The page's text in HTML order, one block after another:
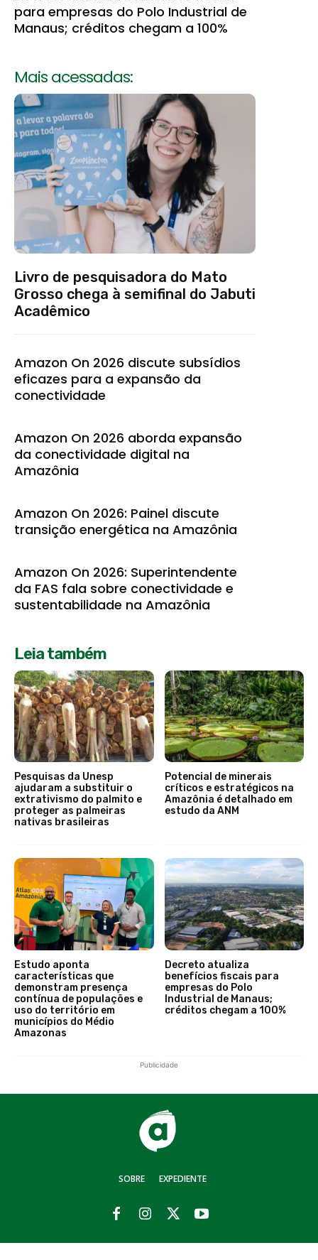
para empresas do Polo Industrial de
Manaus; créditos chegam a 100%
Mais acessadas:
Livro de pesquisadora do Mato
Grosso chega à semifinal do Jabuti
Acadêmico
Amazon On 2026 discute subsídios
eficazes para a expansão da
conectividade
Amazon On 2026 aborda expansão
da conectividade digital na
Amazônia
Amazon On 2026: Painel discute
transição energética na Amazônia
Amazon On 2026: Superintendente
da FAS fala sobre conectividade e
sustentabilidade na Amazônia
Leia também
Pesquisas da Unesp
ajudaram a substituir o
extrativismo do palmito e
proteger as palmeiras
nativas brasileiras
Potencial de minerais
críticos e estratégicos na
Amazônia é detalhado em
estudo da ANM
Estudo aponta
características que
demonstram presença
contínua de populações e
uso do território em
municípios do Médio
Amazonas
Decreto atualiza
benefícios fiscais para
empresas do Polo
Industrial de Manaus;
créditos chegam a 100%
Publicidade
SOBRE EXPEDIENTE